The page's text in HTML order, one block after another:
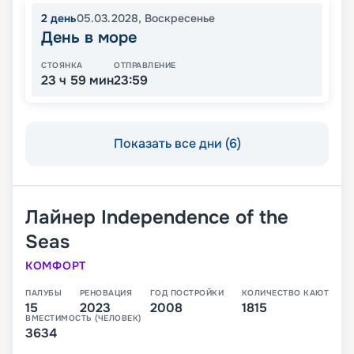
2 день05.03.2028, Воскресенье
День в море
СТОЯНКА
23 ч 59 мин
ОТПРАВЛЕНИЕ
23:59
Показать все дни (6)
Лайнер Independence of the
Seas
КОМФОРТ
ПАЛУБЫ
15
РЕНОВАЦИЯ
2023
ГОД ПОСТРОЙКИ
2008
КОЛИЧЕСТВО КАЮТ
1815
ВМЕСТИМОСТЬ (ЧЕЛОВЕК)
3634